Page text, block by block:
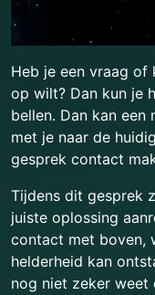
Heb je een vraag
op wilt? Dan kun je
bellen. Dan kan een
met je naar de
gesprek contact
Tijdens dit gesprek
juiste oplossing
contact met boven,
helderheid kan
nog niet zeker weet